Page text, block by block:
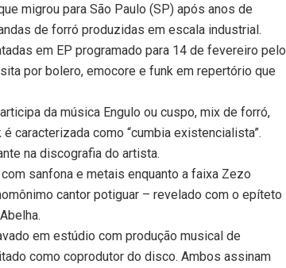
migrou para São Paulo (SP) após anos de
de forró produzidas em escala industrial.
em EP programado para 14 de fevereiro pelo
por bolero, emocore e funk em repertório que
da música Engulo ou cuspo, mix de forró,
caracterizada como “cumbia existencialista”.
na discografia do artista.
sanfona e metais enquanto a faixa Zezo
cantor potiguar – revelado com o epíteto
em estúdio com produção musical de
como coprodutor do disco. Ambos assinam